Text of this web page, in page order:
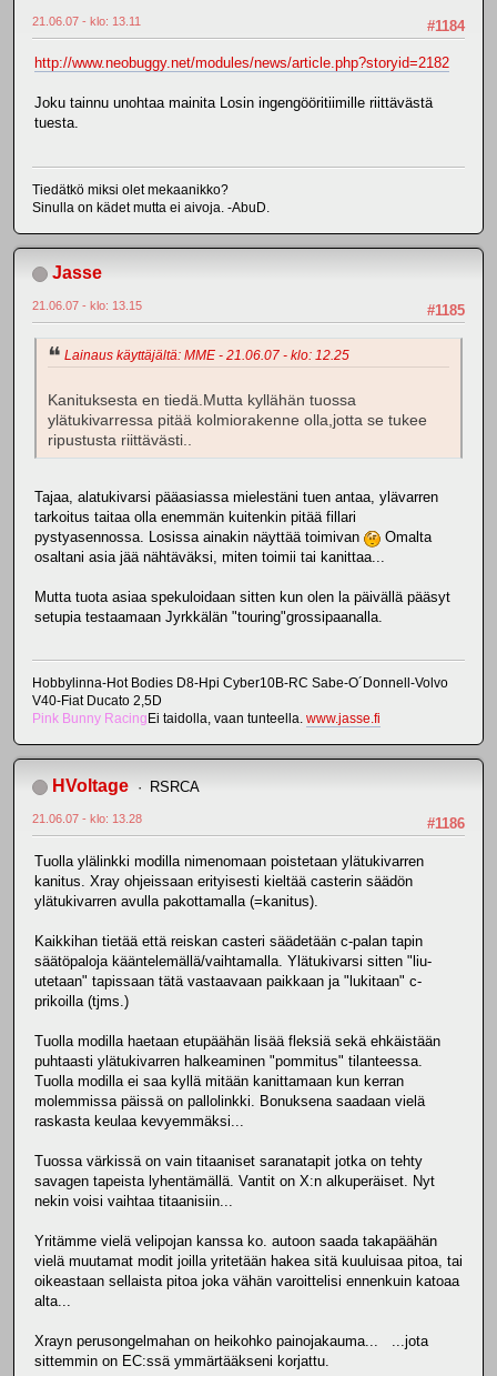
#1184
21.06.07 - klo: 13.11
http://www.neobuggy.net/modules/news/article.php?storyid=2182
Joku tainnu unohtaa mainita Losin ingengööritiimille riittävästä
tuesta.
Tiedätkö miksi olet mekaanikko?
Sinulla on kädet mutta ei aivoja. -AbuD.
Jasse
#1185
21.06.07 - klo: 13.15
Lainaus käyttäjältä: MME - 21.06.07 - klo: 12.25
Kanituksesta en tiedä.Mutta kyllähän tuossa
ylätukivarressa pitää kolmiorakenne olla,jotta se tukee
ripustusta riittävästi..
Tajaa, alatukivarsi pääasiassa mielestäni tuen antaa, ylävarren
tarkoitus taitaa olla enemmän kuitenkin pitää fillari
pystyasennossa. Losissa ainakin näyttää toimivan
Omalta
osaltani asia jää nähtäväksi, miten toimii tai kanittaa...
Mutta tuota asiaa spekuloidaan sitten kun olen la päivällä pääsyt
setupia testaamaan Jyrkkälän "touring"grossipaanalla.
Hobbylinna-Hot Bodies D8-Hpi Cyber10B-RC Sabe-O´Donnell-Volvo
V40-Fiat Ducato 2,5D
Pink Bunny Racing Ei taidolla, vaan tunteella. www.jasse.fi
HVoltage RSRCA
#1186
21.06.07 - klo: 13.28
Tuolla ylälinkki modilla nimenomaan poistetaan ylätukivarren
kanitus. Xray ohjeissaan erityisesti kieltää casterin säädön
ylätukivarren avulla pakottamalla (=kanitus).
Kaikkihan tietää että reiskan casteri säädetään c-palan tapin
säätöpaloja kääntelemällä/vaihtamalla. Ylätukivarsi sitten "liu-
utetaan" tapissaan tätä vastaavaan paikkaan ja "lukitaan" c-
prikoilla (tjms.)
Tuolla modilla haetaan etupäähän lisää fleksiä sekä ehkäistään
puhtaasti ylätukivarren halkeaminen "pommitus" tilanteessa.
Tuolla modilla ei saa kyllä mitään kanittamaan kun kerran
molemmissa päissä on pallolinkki. Bonuksena saadaan vielä
raskasta keulaa kevyemmäksi...
Tuossa värkissä on vain titaaniset saranatapit jotka on tehty
savagen tapeista lyhentämällä. Vantit on X:n alkuperäiset. Nyt
nekin voisi vaihtaa titaanisiin...
Yritämme vielä velipojan kanssa ko. autoon saada takapäähän
vielä muutamat modit joilla yritetään hakea sitä kuuluisaa pitoa, tai
oikeastaan sellaista pitoa joka vähän varoittelisi ennenkuin katoaa
alta...
Xrayn perusongelmahan on heikohko painojakauma... ...jota
sittemmin on EC:ssä ymmärtääkseni korjattu.